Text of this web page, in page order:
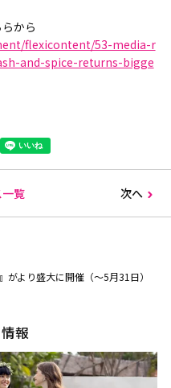
から
flexicontent/53-media-r
and-spice-returns-bigge
覧 次へ
がより盛大に開催（～5月31日）
報